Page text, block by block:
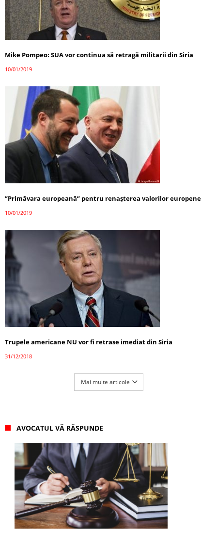
Mike Pompeo: SUA vor continua să retragă militarii din Siria
10/01/2019
”Primăvara europeană” pentru renașterea valorilor europene
10/01/2019
Trupele americane NU vor fi retrase imediat din Siria
31/12/2018
Mai multe articole
AVOCATUL VĂ RĂSPUNDE